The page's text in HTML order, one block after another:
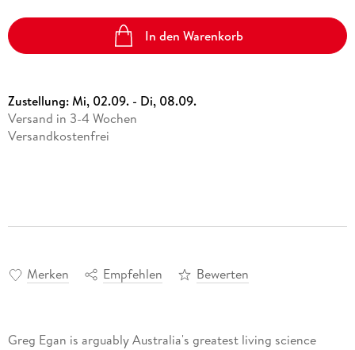
In den Warenkorb
Zustellung:Mi, 02.09. - Di, 08.09.
Versand in 3-4 Wochen
Versandkostenfrei
Merken Empfehlen Bewerten
Greg Egan is arguably Australia's greatest living science